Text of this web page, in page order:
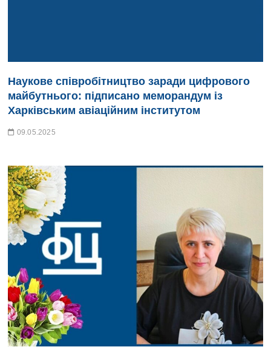
Наукове співробітництво заради цифрового
майбутнього: підписано меморандум із
Харківським авіаційним інститутом
09.05.2025